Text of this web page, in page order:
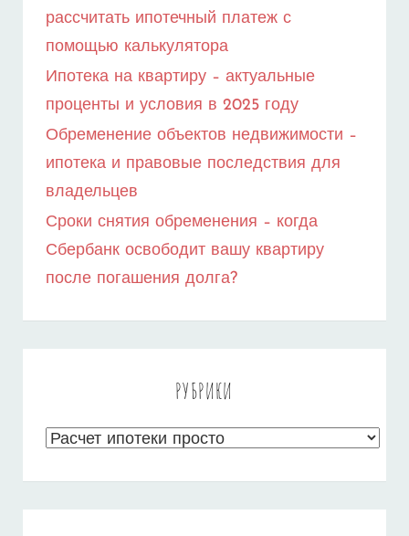
рассчитать ипотечный платеж с
помощью калькулятора
Ипотека на квартиру – актуальные
проценты и условия в 2025 году
Обременение объектов недвижимости –
ипотека и правовые последствия для
владельцев
Сроки снятия обременения – когда
Сбербанк освободит вашу квартиру
после погашения долга?
РУБРИКИ
Рубрики